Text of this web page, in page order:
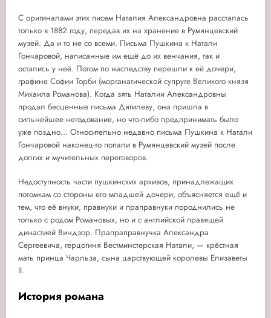
С оригиналами этих писем Наталия Александровна рассталась
только в 1882 году, передав их на хранение в Румянцевский
музей. Да и то не со всеми. Письма Пушкина к Натали
Гончаровой, написанные им ещё до их венчания, так и
остались у неё. Потом по наследству перешли к её дочери,
графине Софии Торби (морганатической супруге Великого князя
Михаила Романова). Когда зять Наталии Александровны
продал бесценные письма Дягилеву, она пришла в
сильнейшее негодование, но что-либо предпринимать было
уже поздно... Относительно недавно письма Пушкина к Натали
Гончаровой наконец-то попали в Румянцевский музей после
долгих и мучительных переговоров.
Недоступность части пушкинских архивов, принадлежащих
потомкам со стороны его младшей дочери, объясняется ещё и
тем, что её внуки, правнуки и праправнуки породнились не
только с родом Романовых, но и с английской правящей
династией Виндзор. Прапраправнучка Александра
Сергеевича, герцогиня Вестминстерская Натали, — крёстная
мать принца Чарльза, сына царствующей королевы Елизаветы
II.
История романа